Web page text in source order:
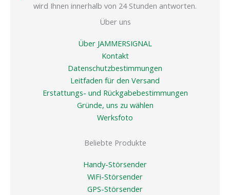
wird Ihnen innerhalb von 24 Stunden antworten.
Über uns
Über JAMMERSIGNAL
Kontakt
Datenschutzbestimmungen
Leitfaden für den Versand
Erstattungs- und Rückgabebestimmungen
Gründe, uns zu wählen
Werksfoto
Beliebte Produkte
Handy-Störsender
WiFi-Störsender
GPS-Störsender